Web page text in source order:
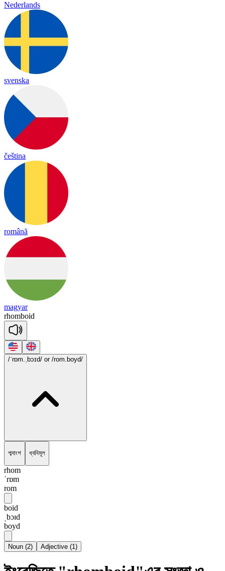
Nederlands
svenska
čeština
română
magyar
rhomboid
/ˈrɒm.ˌbɔɪd/ or /rom.boyd/
শব্দাংশ ধ্বনিমূল
rhom
ˈrɒm
rom
boid
ˌbɔɪd
boyd
Noun (2) Adjective (1)